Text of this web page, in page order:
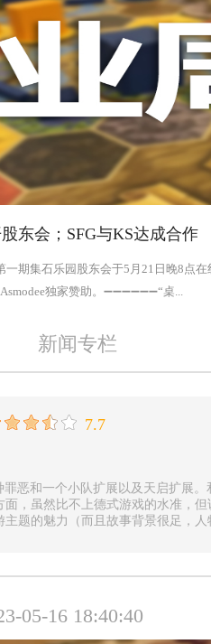
东会；SFG与KS达成合作
一期集石乐园股东会于5月21日晚8点
独家赞助。➖➖➖➖➖➖“桌...
新闻专栏
7.7
恶和一个小队扩展以及天启扩展
面，虽然比不上德式游戏的水准，
主题的魅力（而且故事背景很足，
不慎，充满力量的化身必将索去英
错，而作为拓展中的天启和天启四
05-16 18:40:40